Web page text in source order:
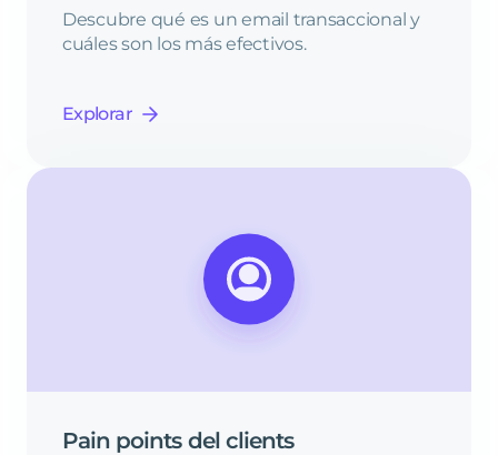
Descubre qué es un email transaccional y
cuáles son los más efectivos.
Explorar
Pain points del clients